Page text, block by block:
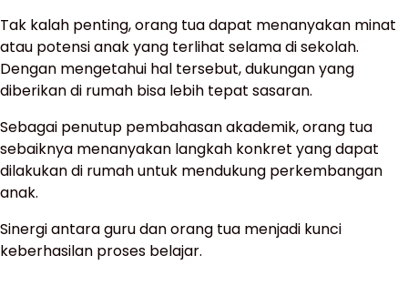
Tak kalah penting, orang tua dapat menanyakan minat
atau potensi anak yang terlihat selama di sekolah.
Dengan mengetahui hal tersebut, dukungan yang
diberikan di rumah bisa lebih tepat sasaran.
Sebagai penutup pembahasan akademik, orang tua
sebaiknya menanyakan langkah konkret yang dapat
dilakukan di rumah untuk mendukung perkembangan
anak.
Sinergi antara guru dan orang tua menjadi kunci
keberhasilan proses belajar.